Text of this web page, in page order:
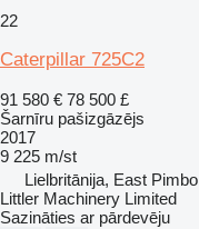
22
Caterpillar 725C2
91 580 € 78 500 £
Šarnīru pašizgāzējs
2017
9 225 m/st
Lielbritānija, East Pimbo
Littler Machinery Limited
Sazināties ar pārdevēju